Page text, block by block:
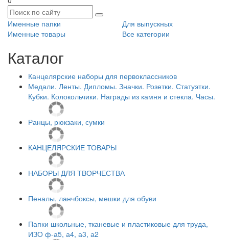
Именные папки
Для выпускных
Именные товары
Все категории
Каталог
Канцелярские наборы для первоклассников
Медали. Ленты. Дипломы. Значки. Розетки. Статуэтки.
Кубки. Колокольчики. Награды из камня и стекла. Часы.
Ранцы, рюкзаки, сумки
КАНЦЕЛЯРСКИЕ ТОВАРЫ
НАБОРЫ ДЛЯ ТВОРЧЕСТВА
Пеналы, ланчбоксы, мешки для обуви
Папки школьные, тканевые и пластиковые для труда,
ИЗО ф-а5, а4, а3, а2